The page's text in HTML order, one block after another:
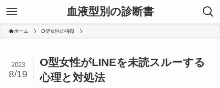
血液型別の診断書
ホーム O型女性の特徴
O型女性がLINEを未読スルーする
心理と対処法
2023
8/19